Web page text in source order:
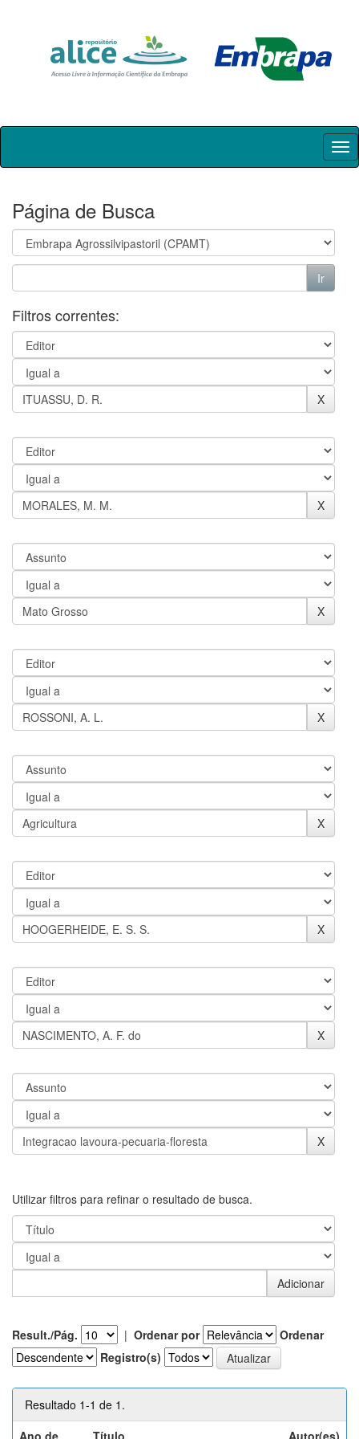
Skip
Página de Busca
Filtros correntes:
Utilizar filtros para refinar o resultado de busca.
Result./Pág. | Ordenar por
Ordenar
Registro(s)
Resultado 1-1 de 1.
Ano de
Título Autor(es)